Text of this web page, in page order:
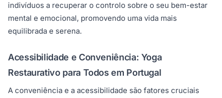
indivíduos a recuperar o controlo sobre o seu bem-estar
mental e emocional, promovendo uma vida mais
equilibrada e serena.
Acessibilidade e Conveniência: Yoga
Restaurativo para Todos em Portugal
A conveniência e a acessibilidade são fatores cruciais